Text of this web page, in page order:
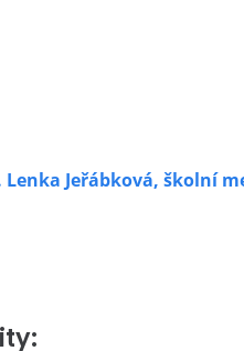
Lenka Jeřábková, školní